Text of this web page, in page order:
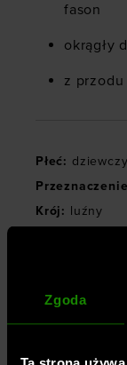
Zgoda
fason
okrągły
z
Płeć:
Przeznaczenie
Krój: luźny
Symbol